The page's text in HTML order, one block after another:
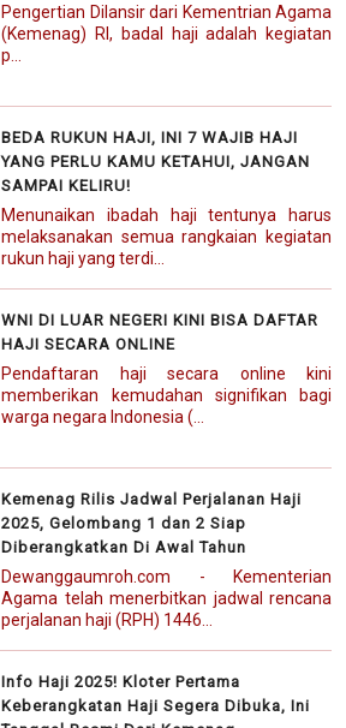
Pengertian Dilansir dari Kementrian Agama
(Kemenag) RI, badal haji adalah kegiatan
p...
BEDA RUKUN HAJI, INI 7 WAJIB HAJI
YANG PERLU KAMU KETAHUI, JANGAN
SAMPAI KELIRU!
Menunaikan ibadah haji tentunya harus
melaksanakan semua rangkaian kegiatan
rukun haji yang terdi...
WNI DI LUAR NEGERI KINI BISA DAFTAR
HAJI SECARA ONLINE
Pendaftaran haji secara online kini
memberikan kemudahan signifikan bagi
warga negara Indonesia (...
Kemenag Rilis Jadwal Perjalanan Haji
2025, Gelombang 1 dan 2 Siap
Diberangkatkan Di Awal Tahun
Dewanggaumroh.com - Kementerian
Agama telah menerbitkan jadwal rencana
perjalanan haji (RPH) 1446...
Info Haji 2025! Kloter Pertama
Keberangkatan Haji Segera Dibuka, Ini